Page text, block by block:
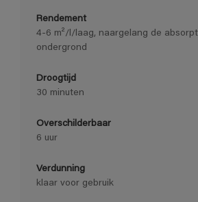
Rendement
4-6 m²/l/laag, naargelang de
ondergrond
Droogtijd
30 minuten
Overschilderbaar
6 uur
Verdunning
klaar voor gebruik